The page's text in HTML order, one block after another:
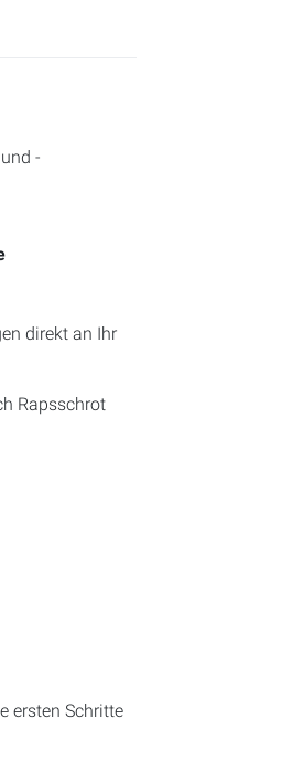
-
direkt an Ihr
Rapsschrot
ersten Schritte